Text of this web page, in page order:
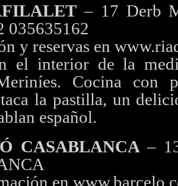
– 17 Derb
035635162
y reservas en
el interior de la
Cocina con
la pastilla, un
español.
CASABLANCA –
en